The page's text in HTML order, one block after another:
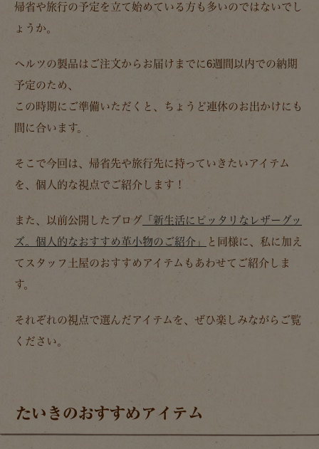
帰省や旅行の予定を立て始めている方も多いのではないでし
ょうか。
ヘルツの製品はご注文からお届けまでに6週間以内での納期
予定のため、
この時期にご準備いただくと、ちょうど連休のお出かけにも
間に合います。
そこで今回は、帰省先や旅行先に持っていきたいアイテム
を、個人的な視点でご紹介します！
また、以前公開したブログ 「新生活にピッタリなレザーグッ
ズ。個人的なおすすめ革小物のご紹介」
と同様に、私に加え
てスタッフ土屋のおすすめアイテムもあわせてご紹介しま
す。
それぞれの視点で選んだアイテムを、ぜひ楽しみながらご覧
ください。
たいきのおすすめアイテム